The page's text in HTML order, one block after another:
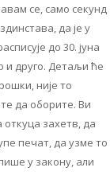
се, само секунд
да је у
до 30. јуна
и друго. Детаљи ће
није то
да оборите. Ви
захетв, да
печат, да узме то
у закону, али